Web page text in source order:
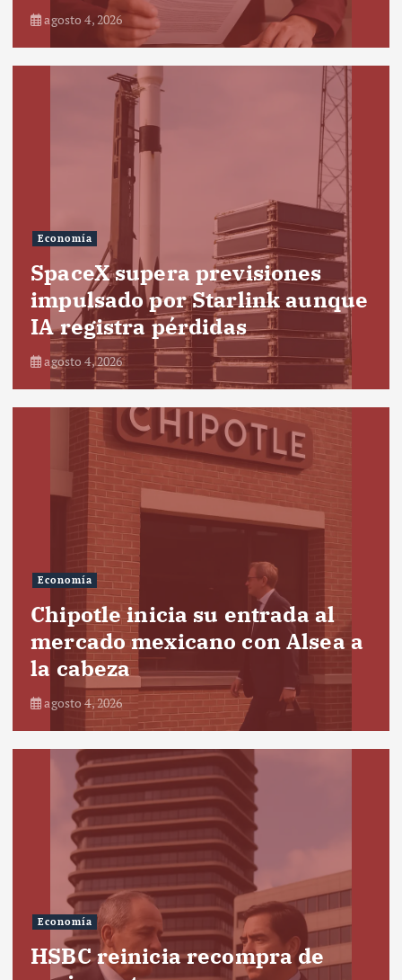
agosto 4, 2026
Economía
SpaceX supera previsiones
impulsado por Starlink aunque
IA registra pérdidas
agosto 4, 2026
Economía
Chipotle inicia su entrada al
mercado mexicano con Alsea a
la cabeza
agosto 4, 2026
Economía
HSBC reinicia recompra de